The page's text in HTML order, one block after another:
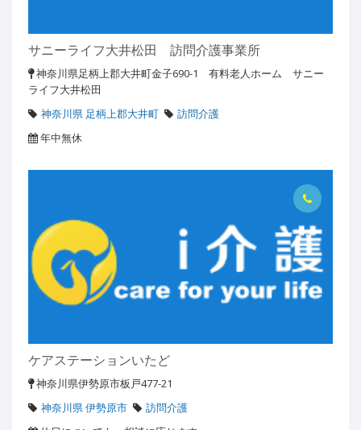
サニーライフ大井松田 訪問介護事業所
神奈川県足柄上郡大井町金子690-1 有料老人ホーム サニー
ライフ大井松田
神奈川県 足柄上郡大井町
訪問介護
年中無休
ケアステーションいたど
神奈川県伊勢原市板戸477-21
神奈川県 伊勢原市
訪問介護